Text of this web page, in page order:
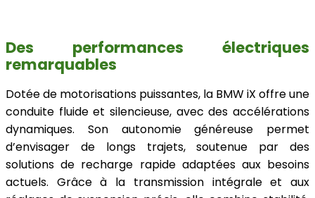
Des performances électriques
remarquables
Dotée de motorisations puissantes, la BMW iX offre une
conduite fluide et silencieuse, avec des accélérations
dynamiques. Son autonomie généreuse permet
d’envisager de longs trajets, soutenue par des
solutions de recharge rapide adaptées aux besoins
actuels. Grâce à la transmission intégrale et aux